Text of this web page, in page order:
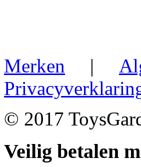
Merken |
© 2017
Veilig betalen